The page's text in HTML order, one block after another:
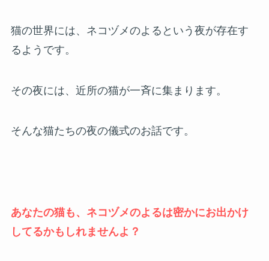
猫の世界には、ネコヅメのよるという夜が存在す
るようです。
その夜には、近所の猫が一斉に集まります。
そんな猫たちの夜の儀式のお話です。
あなたの猫も、ネコヅメのよるは密かにお出かけ
してるかもしれませんよ？